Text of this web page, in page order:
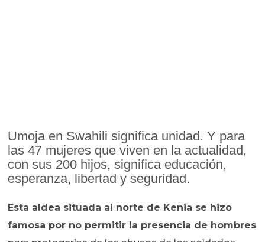
Umoja en Swahili significa unidad. Y para
las 47 mujeres que viven en la actualidad,
con sus 200 hijos, significa educación,
esperanza, libertad y seguridad.
Esta aldea situada al norte de Kenia se hizo
famosa por no permitir la presencia de hombres